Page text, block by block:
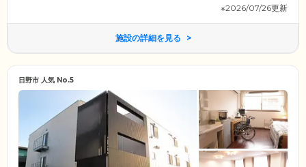
※2026/07/26更新
施設の詳細を見る
日野市 人気 No.5